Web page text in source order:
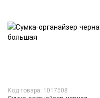
Код товара: 1017508